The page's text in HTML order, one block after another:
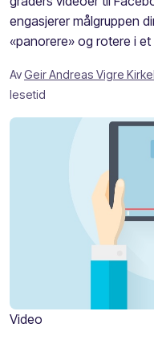
engasjerer målgruppen
«panorere» og rotere i
AvGeir Andreas Vigre
lesetid
Video